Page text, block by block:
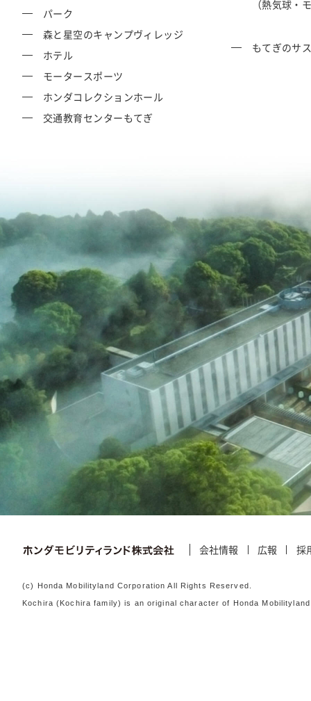
パーク
森と星空のキャンプヴィレッジ
ホテル
モータースポーツ
ホンダコレクションホール
交通教育センターもてぎ
（熱気球・
もてぎのサ
会社情報 広報 採
(c) Honda Mobilityland Corporation All Rights Reserved.
Kochira (Kochira family) is an original character of Honda